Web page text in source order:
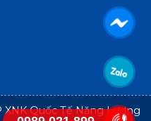
XNK Quốc Tế Năng Lượng